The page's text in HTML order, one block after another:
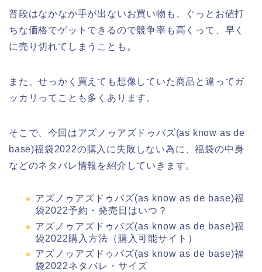
普段はなかなか手が出ないお買い物も、ぐっとお値打
ちな価格でゲットできるので競争率も高くって、早く
に売り切れてしまうことも。
また、せっかく買えても想像していた商品と違ってガ
ッカリってことも多くあります。
そこで、今回はアズノゥアズドゥバズ(as know as de
base)福袋2022の購入に失敗しない為に、福袋の中身
などのネタバレ情報を紹介していきます。
アズノゥアズドゥバズ(as know as de base)福
袋2022予約・発売日はいつ？
アズノゥアズドゥバズ(as know as de base)福
袋2022購入方法（購入可能サイト）
アズノゥアズドゥバズ(as know as de base)福
袋2022ネタバレ・サイズ